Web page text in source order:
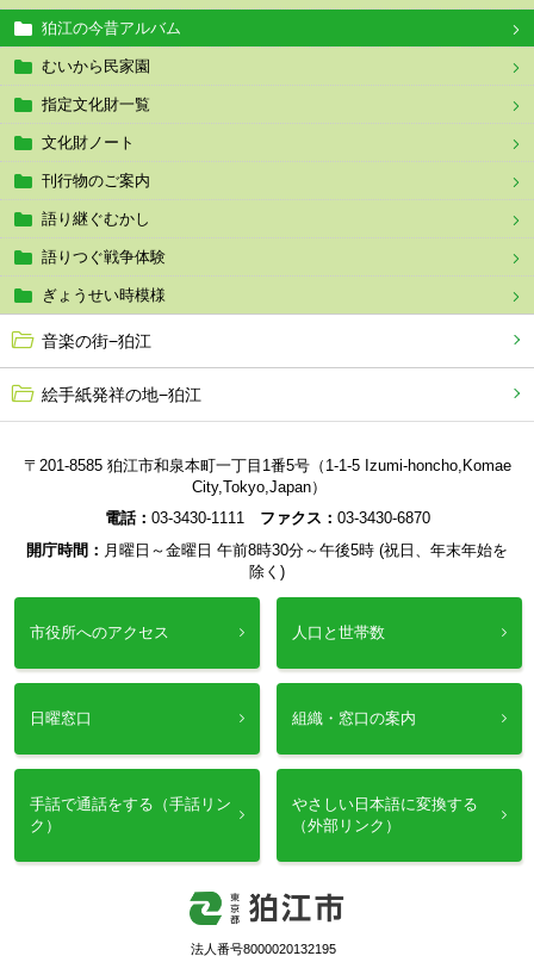
狛江の今昔アルバム
むいから民家園
指定文化財一覧
文化財ノート
刊行物のご案内
語り継ぐむかし
語りつぐ戦争体験
ぎょうせい時模様
音楽の街−狛江
絵手紙発祥の地−狛江
〒201-8585 狛江市和泉本町一丁目1番5号（1-1-5 Izumi-honcho,Komae
City,Tokyo,Japan）
電話： 03-3430-1111 ファクス： 03-3430-6870
開庁時間： 月曜日～金曜日 午前8時30分～午後5時 (祝日、年末年始を
除く)
市役所へのアクセス 人口と世帯数
日曜窓口 組織・窓口の案内
手話で通話をする（手話リン
ク）
やさしい日本語に変換する
（外部リンク）
法人番号8000020132195